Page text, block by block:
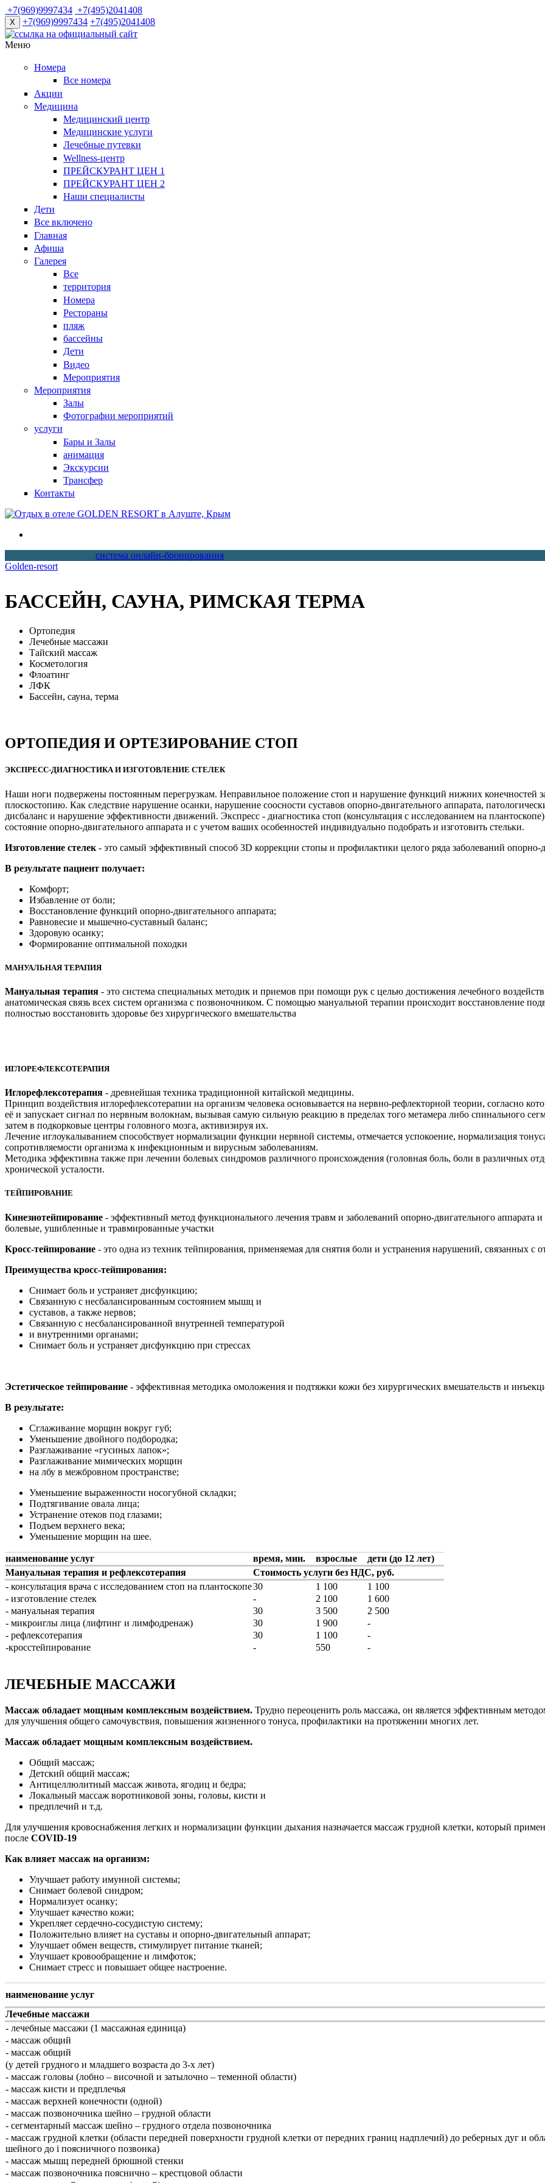
+7(969)9997434 +7(495)2041408
X +7(969)9997434 +7(495)2041408
Меню
Номера
Все номера
Акции
Медицина
Медицинский центр
Медицинские услуги
Лечебные путевки
Wellness-центр
ПРЕЙСКУРАНТ ЦЕН 1
ПРЕЙСКУРАНТ ЦЕН 2
Наши специалисты
Дети
Все включено
Главная
Афиша
Галерея
Все
территория
Номера
Рестораны
пляж
бассейны
Дети
Видео
Мероприятия
Мероприятия
Залы
Фотографии мероприятий
услуги
Бары и Залы
анимация
Экскурсии
Трансфер
Контакты
система онлайн-бронирования
Golden-resort
БАССЕЙН, САУНА, РИМСКАЯ ТЕРМА
Ортопедия
Лечебные массажи
Тайский массаж
Косметология
Флоатинг
ЛФК
Бассейн, сауна, терма
ОРТОПЕДИЯ И ОРТЕЗИРОВАНИЕ СТОП
ЭКСПРЕСС-ДИАГНОСТИКА И ИЗГОТОВЛЕНИЕ СТЕЛЕК
Наши ноги подвержены постоянным перегрузкам. Неправильное положение стоп и нарушение функций нижних конечностей
плоскостопию. Как следствие нарушение осанки, нарушение соосности суставов опорно-двигательного аппарата,
дисбаланс и нарушение эффективности движений. Экспресс - диагностика стоп (консультация с исследованием на
состояние опорно-двигательного аппарата и с учетом ваших особенностей индивидуально подобрать и изготовить стельки.
Изготовление стелек - это самый эффективный способ 3D коррекции стопы и профилактики целого ряда заболеваний опорно-
В результате пациент получает:
Комфорт;
Избавление от боли;
Восстановление функций опорно-двигательного аппарата;
Равновесие и мышечно-суставный баланс;
Здоровую осанку;
Формирование оптимальной походки
МАНУАЛЬНАЯ ТЕРАПИЯ
Мануальная терапия - это система специальных методик и приемов при помощи рук с целью достижения лечебного
анатомическая связь всех систем организма с позвоночником. С помощью мануальной терапии происходит восстановление
полностью восстановить здоровье без хирургического вмешательства
ИГЛОРЕФЛЕКСОТЕРАПИЯ
Иглорефлексотерапия - древнейшая техника традиционной китайской медицины.
Принцип воздействия иглорефлексотерапии на организм человека основывается на нервно-рефлекторной теории, согласно
её и запускает сигнал по нервным волокнам, вызывая самую сильную реакцию в пределах того метамера либо спинального
затем в подкорковые центры головного мозга, активизируя их.
Лечение иглоукалыванием способствует нормализации функции нервной системы, отмечается успокоение, нормализация
сопротивляемости организма к инфекционным и вирусным заболеваниям.
Методика эффективна также при лечении болевых синдромов различного происхождения (головная боль, боли в различных
хронической усталости.
ТЕЙПИРОВАНИЕ
Кинезиотейпирование - эффективный метод функционального лечения травм и заболеваний опорно-двигательного аппарата
болевые, ушибленные и травмированные участки
Кросс-тейпирование - это одна из техник тейпирования, применяемая для снятия боли и устранения нарушений, связанных с
Преимущества кросс-тейпирования:
Снимает боль и устраняет дисфункцию;
Связанную с несбалансированным состоянием мышц и
суставов, а также нервов;
Связанную с несбалансированной внутренней температурой
и внутренними органами;
Снимает боль и устраняет дисфункцию при стрессах
Эстетическое тейпирование - эффективная методика омоложения и подтяжки кожи без хирургических вмешательств и
В результате:
Сглаживание морщин вокруг губ;
Уменьшение двойного подбородка;
Разглаживание «гусиных лапок»;
Разглаживание мимических морщин
на лбу в межбровном пространстве;
Уменьшение выраженности носогубной складки;
Подтягивание овала лица;
Устранение отеков под глазами;
Подъем верхнего века;
Уменьшение морщин на шее.
наименование услуг время, мин. взрослые
дети (до 12 лет)
Мануальная терапия и рефлексотерапия
Стоимость услуги без НДС, руб.
- консультация врача с исследованием стоп на плантоскопе30 1 100
1 100
- изготовление стелек
- 2 100
1 600
- мануальная терапия
30 3 500
2 500
- микроиглы лица (лифтинг и лимфодренаж)
30 1 900
-
- рефлексотерапия
30 1 100
-
-кросстейпирование
- 550 -
ЛЕЧЕБНЫЕ МАССАЖИ
Массаж обладает мощным комплексным воздействием. Трудно переоценить роль массажа, он является эффективным
для улучшения общего самочувствия, повышения жизненного тонуса, профилактики на протяжении многих лет.
Массаж обладает мощным комплексным воздействием.
Общий массаж;
Детский общий массаж;
Антицеллюлитный массаж живота, ягодиц и бедра;
Локальный массаж воротниковой зоны, головы, кисти и
предплечий и т.д.
Для улучшения кровоснабжения легких и нормализации функции дыхания назначается массаж грудной клетки, который
после COVID-19
Как влияет массаж на организм:
Улучшает работу имунной системы;
Снимает болевой синдром;
Нормализует осанку;
Улучшает качество кожи;
Укрепляет сердечно-сосудистую систему;
Положительно влияет на суставы и опорно-двигательный аппарат;
Улучшает обмен веществ, стимулирует питание тканей;
Улучшает кровообращение и лимфоток;
Снимает стресс и повышает общее настроение.
наименование услуг
Лечебные массажи
- лечебные массажи (1 массажная единица)
- массаж общий
- массаж общий
(у детей грудного и младшего возраста до 3-х лет)
- массаж головы (лобно – височной и затылочно – теменной области)
- массаж кисти и предплечья
- массаж верхней конечности (одной)
- массаж позвоночника шейно – грудной области
- сегментарный массаж шейно – грудного отдела позвоночника
- массаж грудной клетки (области передней поверхности грудной клетки от передних границ надплечий) до реберных дуг и
шейного до i поясничного позвонка)
- массаж мышц передней брюшной стенки
- массаж позвоночника пояснично – крестцовой области